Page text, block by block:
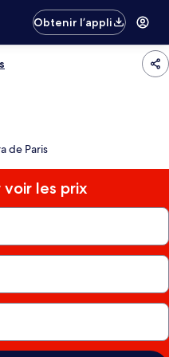
Obtenir l’appli
de Paris
voir les prix